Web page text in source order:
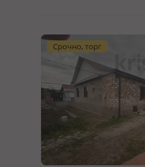
Срочно, торг